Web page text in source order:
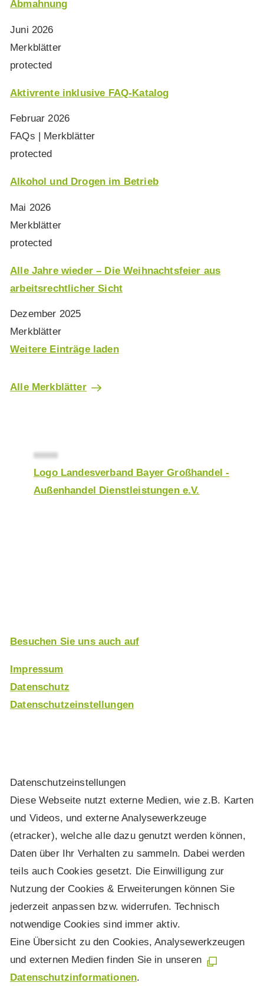
Abmahnung
Juni 2026
Merkblätter
protected
Aktivrente inklusive FAQ-Katalog
Februar 2026
FAQs | Merkblätter
protected
Alkohol und Drogen im Betrieb
Mai 2026
Merkblätter
protected
Alle Jahre wieder – Die Weihnachtsfeier aus
arbeitsrechtlicher Sicht
Dezember 2025
Merkblätter
Weitere Einträge laden
Alle Merkblätter
Logo Landesverband Bayer Großhandel -
Außenhandel Dienstleistungen e.V.
Besuchen Sie uns auch auf
Impressum
Datenschutz
Datenschutzeinstellungen
Daten­schutz­ein­stel­lun­gen
Diese Webseite nutzt externe Medien, wie z.B. Karten
und Videos, und externe Analysewerkzeuge
(etracker), welche alle dazu genutzt werden können,
Daten über Ihr Verhalten zu sammeln. Dabei werden
teils auch Cookies gesetzt. Die Einwilligung zur
Nutzung der Cookies & Erweiterungen können Sie
jederzeit anpassen bzw. widerrufen. Technisch
notwendige Cookies sind immer aktiv.
Eine Übersicht zu den Cookies, Analysewerkzeugen
und externen Medien finden Sie in unseren
Datenschutzinformationen.